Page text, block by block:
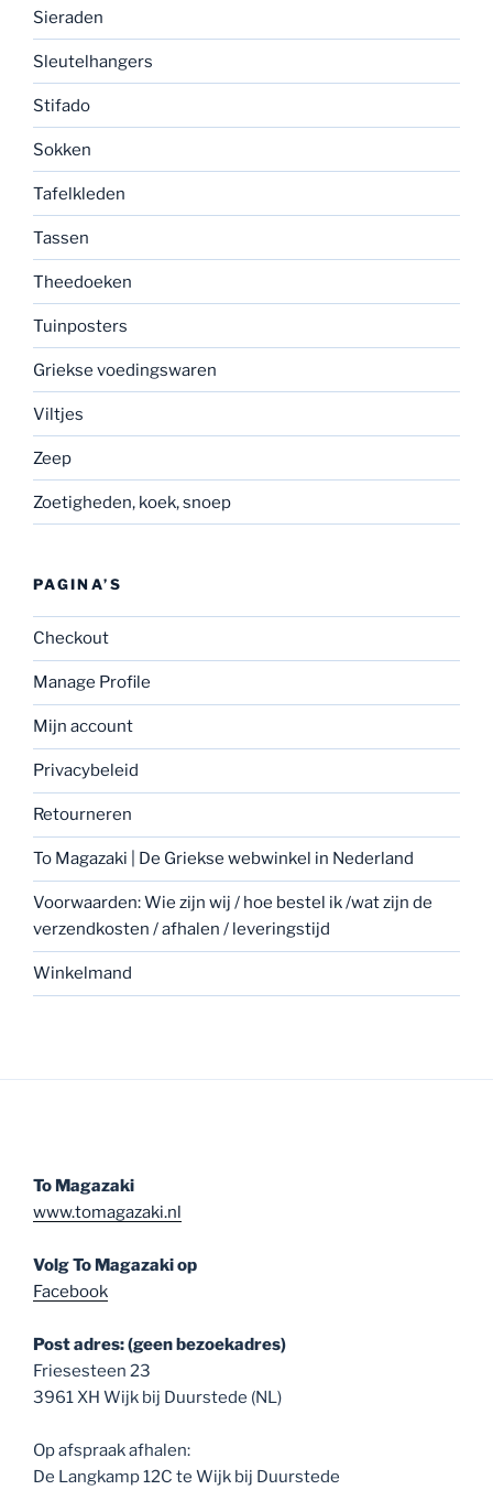
Sieraden
Sleutelhangers
Stifado
Sokken
Tafelkleden
Tassen
Theedoeken
Tuinposters
Griekse voedingswaren
Viltjes
Zeep
Zoetigheden, koek, snoep
PAGINA’S
Checkout
Manage Profile
Mijn account
Privacybeleid
Retourneren
To Magazaki | De Griekse webwinkel in Nederland
Voorwaarden: Wie zijn wij / hoe bestel ik /wat zijn de
verzendkosten / afhalen / leveringstijd
Winkelmand
To Magazaki
www.tomagazaki.nl
Volg To Magazaki op
Facebook
Post adres: (geen bezoekadres)
Friesesteen 23
3961 XH Wijk bij Duurstede (NL)
Op afspraak afhalen:
De Langkamp 12C te Wijk bij Duurstede